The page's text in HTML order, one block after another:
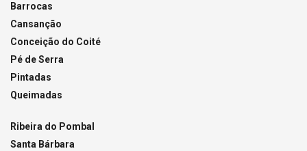
Barrocas
Cansanção
Conceição do Coité
Pé de Serra
Pintadas
Queimadas
Ribeira do Pombal
Santa Bárbara